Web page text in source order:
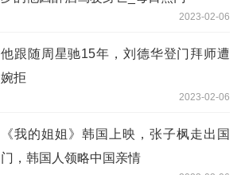
2023-02-06
他跟随周星驰15年，刘德华登门拜师遭
婉拒
2023-02-06
《我的姐姐》韩国上映，张子枫走出国
门，韩国人领略中国亲情